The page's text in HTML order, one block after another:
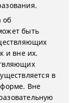
об
быть
и вне их.
в
Вне